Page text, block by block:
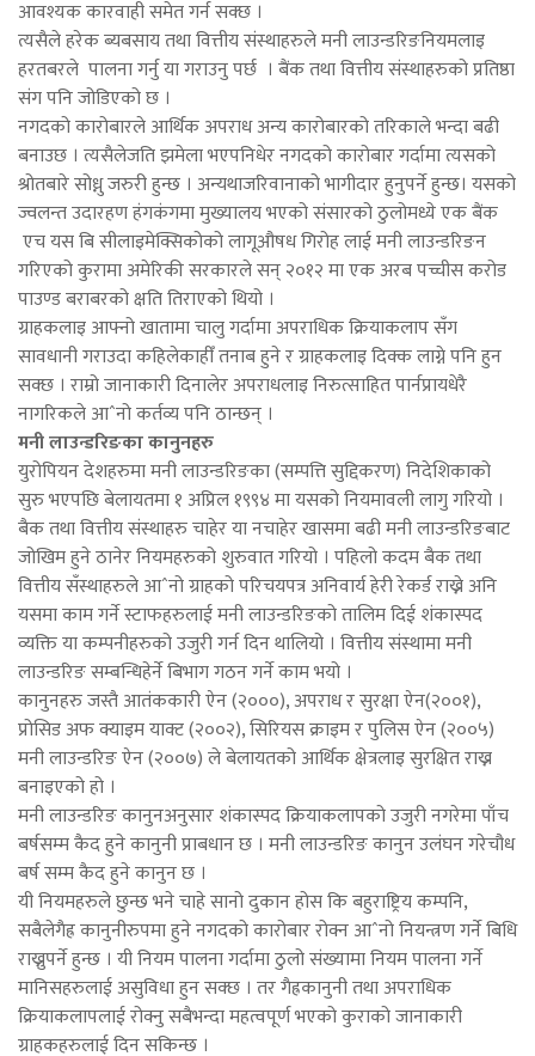
आवश्यक कारवाही समेत गर्न सक्छ ।
त्यसैले हरेक ब्यबसाय तथा वित्तीय संस्थाहरुले मनी लाउन्डरिङनियमलाइ
हरतबरले पालना गर्नु या गराउनु पर्छ । बैंक तथा वित्तीय संस्थाहरुको प्रतिष्ठा
संग पनि जोडिएको छ ।
नगदको कारोबारले आर्थिक अपराध अन्य कारोबारको तरिकाले भन्दा बढी
बनाउछ । त्यसैलेजति झमेला भएपनिधेर नगदको कारोबार गर्दामा त्यसको
श्रोतबारे सोध्नु जरुरी हुन्छ । अन्यथाजरिवानाको भागीदार हुनुपर्ने हुन्छ। यसको
ज्वलन्त उदारहण हंगकंगमा मुख्यालय भएको संसारको ठुलोमध्ये एक बैंक
एच यस बि सीलाइमेक्सिकोको लागूऔषध गिरोह लाई मनी लाउन्डरिङन
गरिएको कुरामा अमेरिकी सरकारले सन् २०१२ मा एक अरब पच्चीस करोड
पाउण्ड बराबरको क्षति तिराएको थियो ।
ग्राहकलाइ आफ्नो खातामा चालु गर्दामा अपराधिक क्रियाकलाप सँग
सावधानी गराउदा कहिलेकाहीँ तनाब हुने र ग्राहकलाइ दिक्क लाग्ने पनि हुन
सक्छ । राम्रो जानाकारी दिनालेर अपराधलाइ निरुत्साहित पार्नप्रायधेरै
नागरिकले आˆनो कर्तव्य पनि ठान्छन् ।
मनी लाउन्डरिङका कानुनहरु
युरोपियन देशहरुमा मनी लाउन्डरिङका (सम्पत्ति सुद्दिकरण) निदेशिकाको
सुरु भएपछि बेलायतमा १ अप्रिल १९९४ मा यसको नियमावली लागु गरियो ।
बैक तथा वित्तीय संस्थाहरु चाहेर या नचाहेर खासमा बढी मनी लाउन्डरिङबाट
जोखिम हुने ठानेर नियमहरुको शुरुवात गरियो । पहिलो कदम बैक तथा
वित्तीय सँस्थाहरुले आˆनो ग्राहको परिचयपत्र अनिवार्य हेरी रेकर्ड राख्ने अनि
यसमा काम गर्ने स्टाफहरुलाई मनी लाउन्डरिङको तालिम दिई शंकास्पद
व्यक्ति या कम्पनीहरुको उजुरी गर्न दिन थालियो । वित्तीय संस्थामा मनी
लाउन्डरिङ सम्बन्धिहेर्ने बिभाग गठन गर्ने काम भयो ।
कानुनहरु जस्तै आतंककारी ऐन (२०००), अपराध र सुरक्षा ऐन(२००१),
प्रोसिड अफ क्याइम याक्ट (२००२), सिरियस क्राइम र पुलिस ऐन (२००५)
मनी लाउन्डरिङ ऐन (२००७) ले बेलायतको आर्थिक क्षेत्रलाइ सुरक्षित राख्न
बनाइएको हो ।
मनी लाउन्डरिङ कानुनअनुसार शंकास्पद क्रियाकलापको उजुरी नगरेमा पाँच
बर्षसम्म कैद हुने कानुनी प्राबधान छ । मनी लाउन्डरिङ कानुन उलंघन गरेचौध
बर्ष सम्म कैद हुने कानुन छ ।
यी नियमहरुले छुन्छ भने चाहे सानो दुकान होस कि बहुराष्ट्रिय कम्पनि,
सबैलेगैह्र कानुनीरुपमा हुने नगदको कारोबार रोक्न आˆनो नियन्त्रण गर्ने बिधि
राख्नुपर्ने हुन्छ । यी नियम पालना गर्दामा ठुलो संख्यामा नियम पालना गर्ने
मानिसहरुलाई असुविधा हुन सक्छ । तर गैह्रकानुनी तथा अपराधिक
क्रियाकलापलाई रोक्नु सबैभन्दा महत्वपूर्ण भएको कुराको जानाकारी
ग्राहकहरुलाई दिन सकिन्छ ।